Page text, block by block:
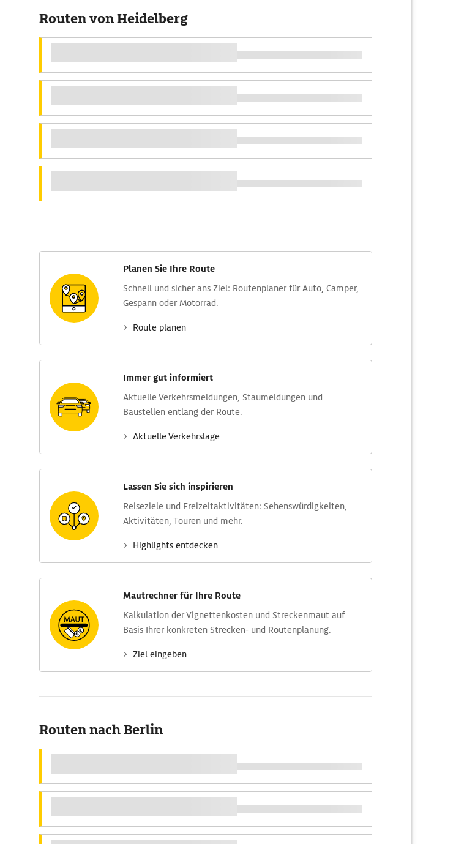
Routen von Heidelberg
Planen Sie Ihre Route
Schnell und sicher ans Ziel: Routen­planer für Auto, Camper,
Gespann oder Motorrad.
Route planen
Immer gut informiert
Aktuelle Verkehrs­meldungen, Stau­meldungen und
Baustellen entlang der Route.
Aktuelle Verkehrs­lage
Lassen Sie sich inspirieren
Reise­ziele und Freizeit­aktivitäten: Sehens­würdig­keiten,
Aktivitäten, Touren und mehr.
Highlights entdecken
Mautrechner für Ihre Route
Kalkulation der Vignettenkosten und Streckenmaut auf
Basis Ihrer konkreten Strecken- und Routenplanung.
Ziel eingeben
Routen nach Berlin